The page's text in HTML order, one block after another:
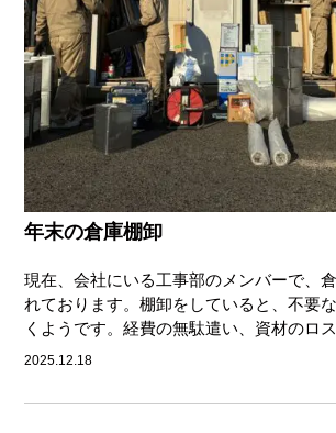
年末の倉庫棚卸
現在、会社にいる工事部のメンバーで、
れております。棚卸をしていると、不要
くようです。経費の無駄遣い、資材のロ
2025.12.18